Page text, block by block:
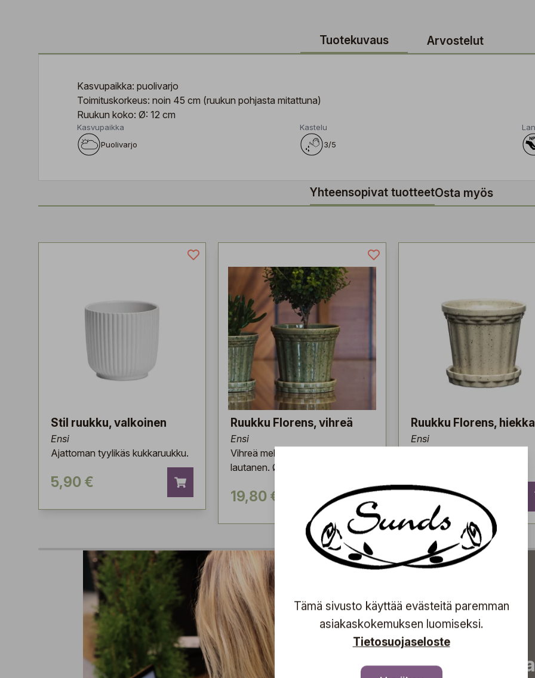
Tuotekuvaus Arvostelut
Kasvupaikka: puolivarjo
Toimituskorkeus: noin 45 cm (ruukun pohjasta mitattuna)
Ruukun koko: Ø: 12 cm
Kasvupaikka
Puolivarjo
Kastelu
3/5
Yhteensopivat tuotteetOsta myös
Stil ruukku, valkoinen
Ensi
Ajattoman tyylikäs kukkaruukku.
5,90 €
Ruukku Florens, vihreä
Ensi
Vihreä meleerattu ruukku ja
lautanen. Ø: 14 cm
19,80 €
Ruukku Florens, hiekka
Ensi
19,80 €
Tilaa uutiskirjeemme
Tämä sivusto käyttää evästeitä paremman
asiakaskokemuksen luomiseksi.
Tietosuojaseloste